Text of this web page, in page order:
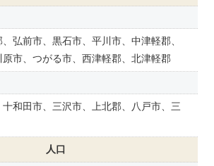
弘前市、黒石市、平川市、中津軽郡、
市、つがる市、西津軽郡、北津軽郡
和田市、三沢市、上北郡、八戸市、三
人口